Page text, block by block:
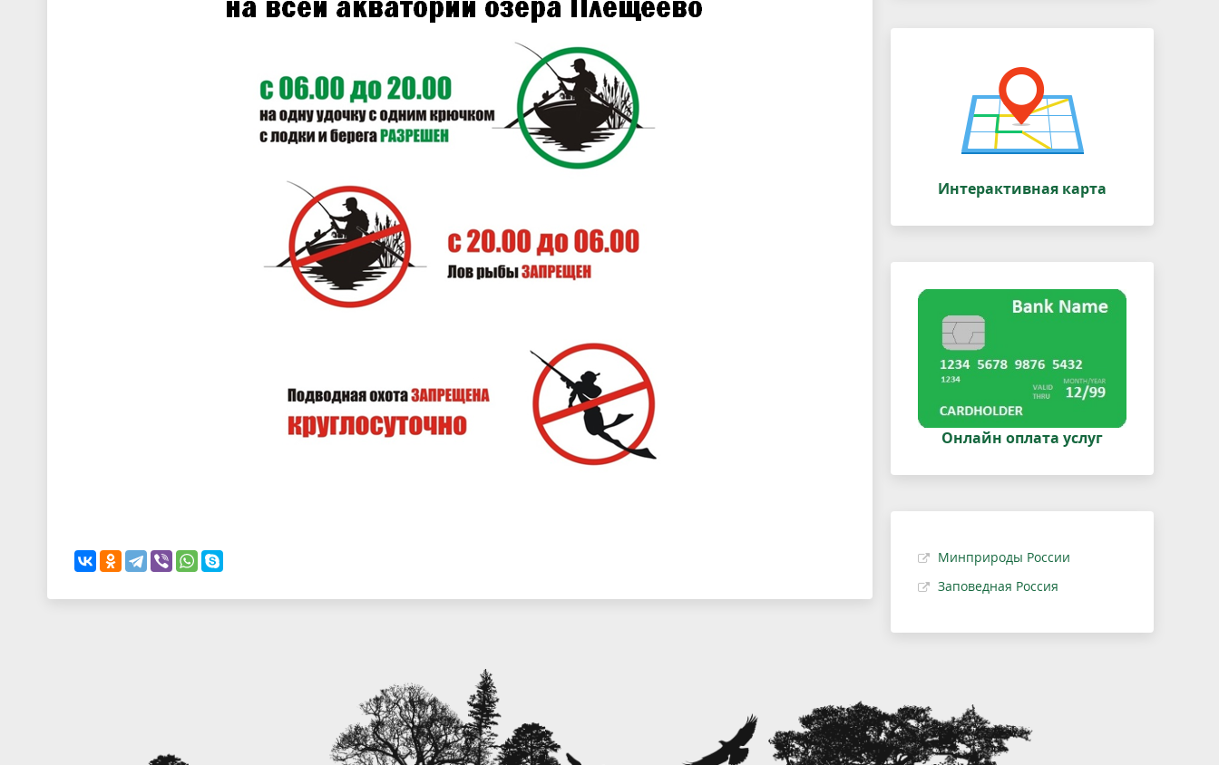
Интерактивная карта
Онлайн оплата услуг
Минприроды России
Заповедная Россия